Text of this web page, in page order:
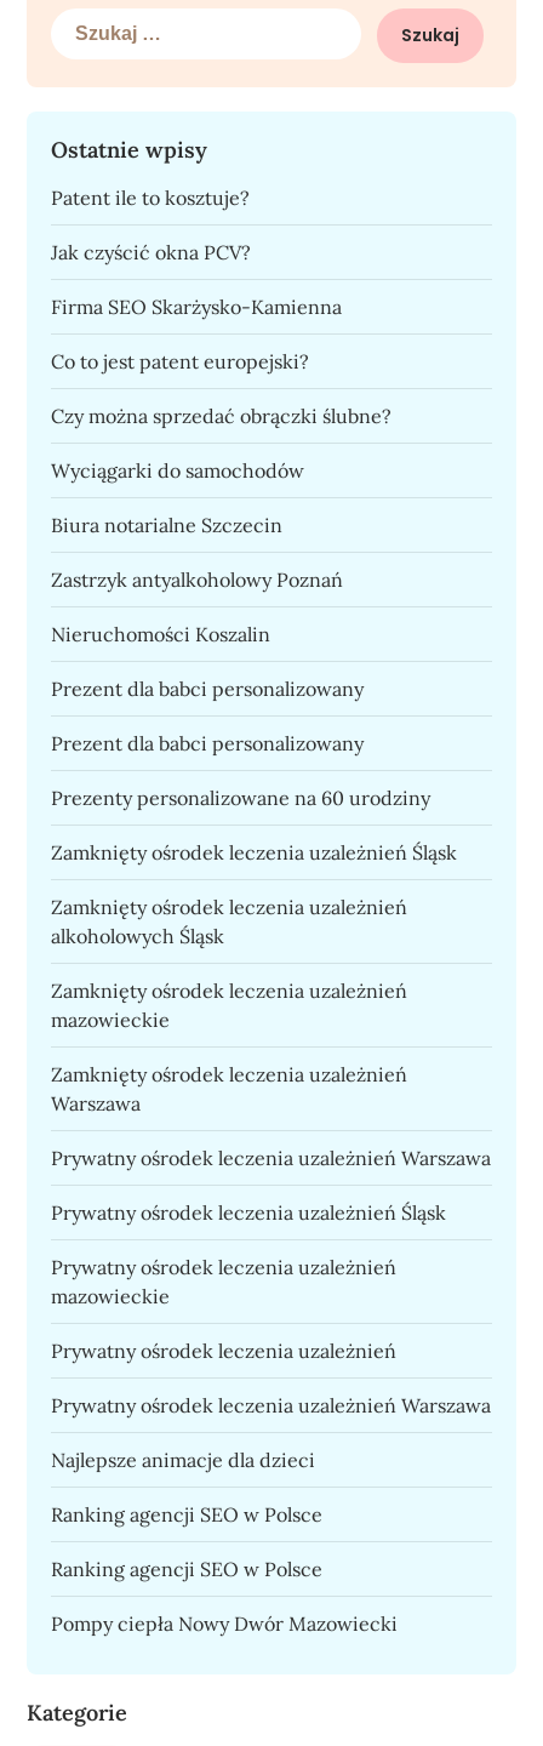
Szukaj:
Ostatnie wpisy
Patent ile to kosztuje?
Jak czyścić okna PCV?
Firma SEO Skarżysko-Kamienna
Co to jest patent europejski?
Czy można sprzedać obrączki ślubne?
Wyciągarki do samochodów
Biura notarialne Szczecin
Zastrzyk antyalkoholowy Poznań
Nieruchomości Koszalin
Prezent dla babci personalizowany
Prezent dla babci personalizowany
Prezenty personalizowane na 60 urodziny
Zamknięty ośrodek leczenia uzależnień Śląsk
Zamknięty ośrodek leczenia uzależnień
alkoholowych Śląsk
Zamknięty ośrodek leczenia uzależnień
mazowieckie
Zamknięty ośrodek leczenia uzależnień
Warszawa
Prywatny ośrodek leczenia uzależnień Warszawa
Prywatny ośrodek leczenia uzależnień Śląsk
Prywatny ośrodek leczenia uzależnień
mazowieckie
Prywatny ośrodek leczenia uzależnień
Prywatny ośrodek leczenia uzależnień Warszawa
Najlepsze animacje dla dzieci
Ranking agencji SEO w Polsce
Ranking agencji SEO w Polsce
Pompy ciepła Nowy Dwór Mazowiecki
Kategorie